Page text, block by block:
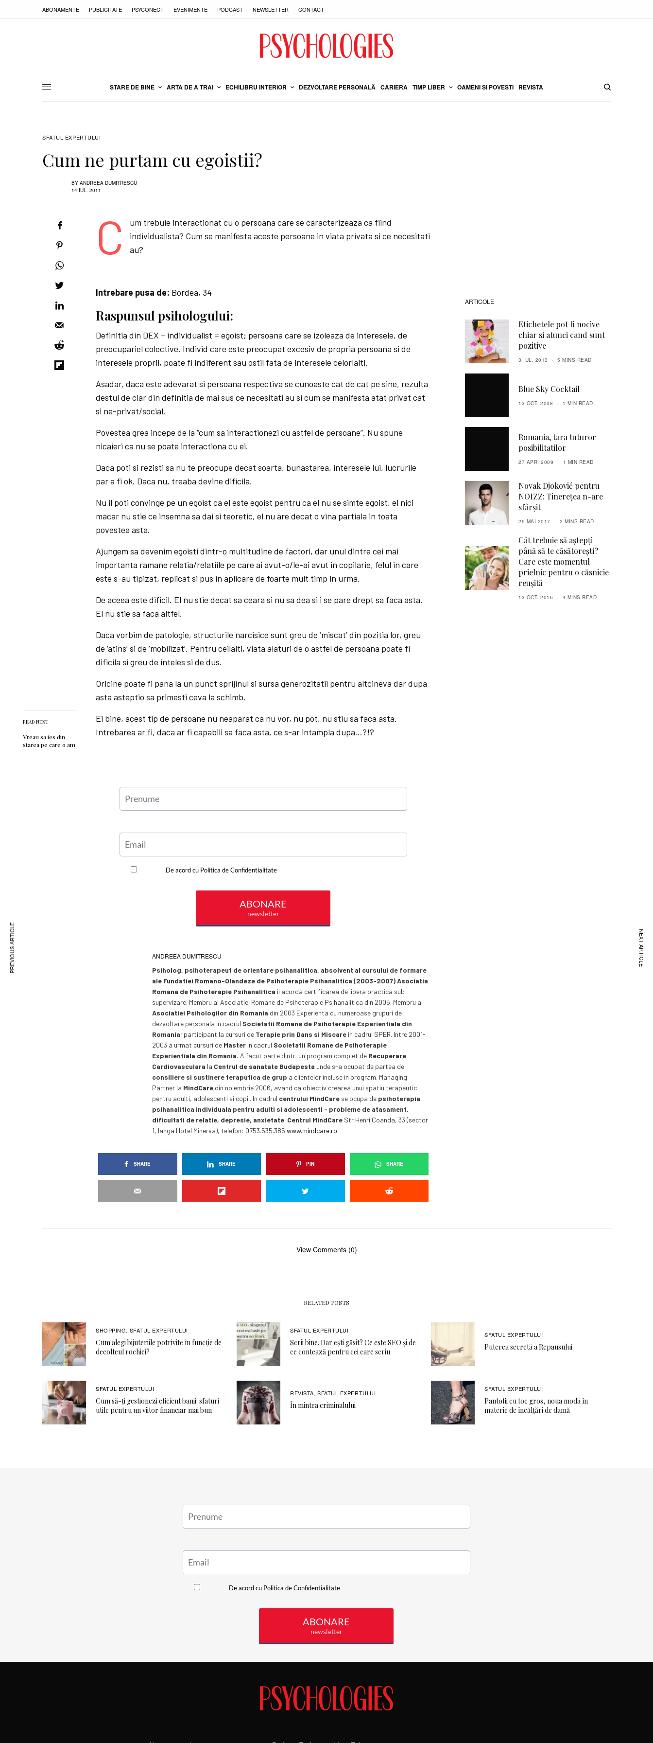
ABONAMENTE PUBLICITATE PSYCONECT EVENIMENTE PODCAST NEWSLETTER CONTACT
STARE DE BINE ARTA DE A TRAI ECHILIBRU INTERIOR DEZVOLTARE PERSONALĂ CARIERA TIMP LIBER OAMENI SI POVESTI REVISTA
SFATUL EXPERTULUI
Cum ne purtam cu egoistii?
BY ANDREEA DUMITRESCU
14 IUL. 2011
READ NEXT
Vreau sa ies din
starea pe care o am
C
um trebuie interactionat cu o persoana care se caracterizeaza ca fiind
individualista? Cum se manifesta aceste persoane in viata privata si ce necesitati
au?
Intrebare pusa de: Bordea, 34
Raspunsul psihologului:
Definitia din DEX – individualist = egoist; persoana care se izoleaza de interesele, de
preocupariel colective. Individ care este preocupat excesiv de propria persoana si de
interesele proprii, poate fi indiferent sau ostil fata de interesele celorlalti.
Asadar, daca este adevarat si persoana respectiva se cunoaste cat de cat pe sine, rezulta
destul de clar din definitia de mai sus ce necesitati au si cum se manifesta atat privat cat
si ne-privat/social.
Povestea grea incepe de la “cum sa interactionezi cu astfel de persoane”. Nu spune
nicaieri ca nu se poate interactiona cu ei.
Daca poti si rezisti sa nu te preocupe decat soarta, bunastarea, interesele lui, lucrurile
par a fi ok. Daca nu, treaba devine dificila.
Nu il poti convinge pe un egoist ca el este egoist pentru ca el nu se simte egoist, el nici
macar nu stie ce insemna sa dai si teoretic, el nu are decat o vina partiala in toata
povestea asta.
Ajungem sa devenim egoisti dintr-o multitudine de factori, dar unul dintre cei mai
importanta ramane relatia/relatiile pe care ai avut-o/le-ai avut in copilarie, felul in care
este s-au tipizat, replicat si pus in aplicare de foarte mult timp in urma.
De aceea este dificil. El nu stie decat sa ceara si nu sa dea si i se pare drept sa faca asta.
El nu stie sa faca altfel.
Daca vorbim de patologie, structurile narcisice sunt greu de ‘miscat’ din pozitia lor, greu
de ‘atins’ si de ‘mobilizat’. Pentru ceilalti, viata alaturi de o astfel de persoana poate fi
dificila si greu de inteles si de dus.
Oricine poate fi pana la un punct sprijinul si sursa generozitatii pentru altcineva dar dupa
asta asteptio sa primesti ceva la schimb.
Ei bine, acest tip de persoane nu neaparat ca nu vor, nu pot, nu stiu sa faca asta.
Intrebarea ar fi, daca ar fi capabili sa faca asta, ce s-ar intampla dupa…?!?
ANDREEA DUMITRESCU
Psiholog, psihoterapeut de orientare psihanalitica, absolvent al cursului de formare
ale Fundatiei Romano-Olandeze de Psihoterapie Psihanalitica (2003-2007)Asociatia
Romana de Psihoterapie Psihanalitica ii acorda certificarea de libera practica sub
supervizare. Membru al Asociatiei Romane de Psihoterapie Psihanalitica din 2005. Membru al
Asociatiei Psihologilor din Romania din 2003 Experienta cu numeroase grupuri de
dezvoltare personala in cadrul Societatii Romane de Psihoterapie Experientiala din
Romania; participant la cursuri de Terapie prin Dans si Miscare in cadrul SPER. Intre 2001-
2003 a urmat cursuri de Master in cadrul Societatii Romane de Psihoterapie
Experientiala din Romania. A facut parte dintr-un program complet de Recuperare
Cardiovasculara la Centrul de sanatate Budapesta unde s-a ocupat de partea de
consiliere si sustinere teraputica de grup a clientelor incluse in program. Managing
Partner la MindCare din noiembrie 2006, avand ca obiectiv crearea unui spatiu terapeutic
pentru adulti, adolescenti si copii. In cadrul centrului MindCare se ocupa de psihoterapia
psihanalitica individuala pentru adulti si adolescenti - probleme de atasament,
dificultati de relatie, depresie, anxietate. Centrul MindCare Str Henri Coanda, 33 (sector
1, langa Hotel Minerva), telefon: 0753.535.385www.mindcare.ro
SHARE SHARE PIN SHARE
ARTICOLE
Etichetele pot fi nocive
chiar si atunci cand sunt
pozitive
3 IUL. 2013 5 MINS READ
Blue Sky Cocktail
13 OCT. 2008 1 MIN READ
Romania, tara tuturor
posibilitatilor
27 APR. 2009 1 MIN READ
Novak Djoković pentru
NOIZZ: Tinerețea n-are
sfârșit
25 MAI 2017 2 MINS READ
Cât trebuie să aștepți
până să te căsătorești?
Care este momentul
prielnic pentru o căsnicie
reușită
13 OCT. 2016 4 MINS READ
PREVIOUS ARTICLE NEXT ARTICLE
View Comments (0)
RELATED POSTS
SHOPPING, SFATUL EXPERTULUI
Cum alegi bijuteriile potrivite în funcție de
decolteul rochiei?
SFATUL EXPERTULUI
Scrii bine. Dar ești găsit? Ce este SEO și de
ce contează pentru cei care scriu
SFATUL EXPERTULUI
Puterea secretă a Repausului
SFATUL EXPERTULUI
Cum să-ți gestionezi eficient banii: sfaturi
utile pentru un viitor financiar mai bun
REVISTA, SFATUL EXPERTULUI
În mintea criminalului
SFATUL EXPERTULUI
Pantofii cu toc gros, noua modă în
materie de încălțări de damă